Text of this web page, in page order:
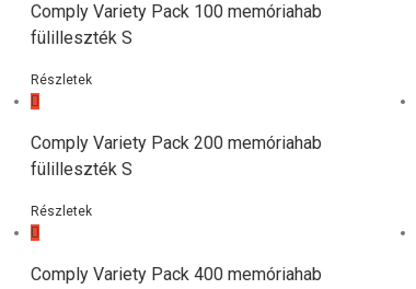
Comply Variety Pack 100 memóriahab
fülilleszték S
Részletek
Comply Variety Pack 200 memóriahab
fülilleszték S
Részletek
Comply Variety Pack 400 memóriahab